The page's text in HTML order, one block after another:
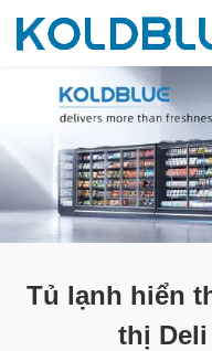
Tủ lạnh hiển
thị